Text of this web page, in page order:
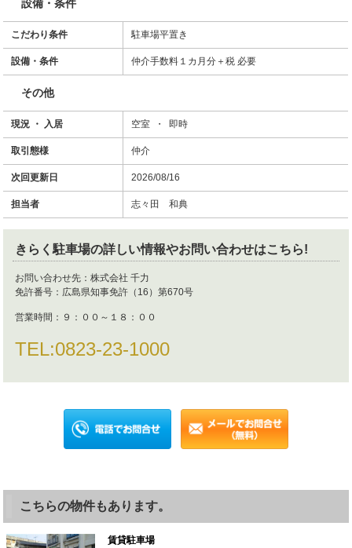
設備・条件
こだわり条件 駐車場平置き
設備・条件 仲介手数料１カ月分＋税 必要
その他
現況 ・ 入居 空室 ・ 即時
取引態様 仲介
次回更新日 2026/08/16
担当者 志々田 和典
きらく駐車場の詳しい情報やお問い合わせはこちら!
お問い合わせ先： 株式会社 千力
免許番号： 広島県知事免許（16）第670号
営業時間： ９：００～１８：００
TEL:0823-23-1000
こちらの物件もあります。
賃貸駐車場